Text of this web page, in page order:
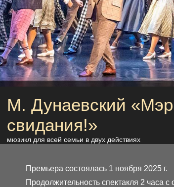
М. Дунаевский
свидания!»
мюзикл для всей семьи в двух действиях
Премьера состоялась 1 ноября 2025 г.
Продолжительность спектакля 2 часа с